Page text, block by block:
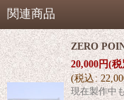
関連商品
ZERO
20,000円(税
(税込:
現在製作中